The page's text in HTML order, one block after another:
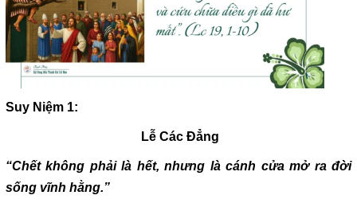
Suy Niệm 1:
Lễ Các Đẳng
“Chết không phải là hết, nhưng là cánh cửa mở ra đời
sống vĩnh hằng.”